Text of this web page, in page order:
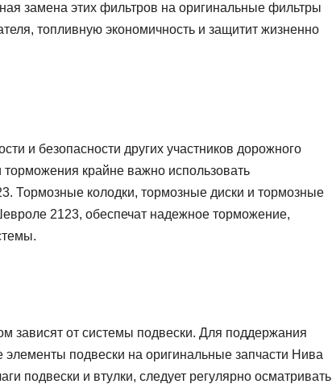
замена этих фильтров на оригинальные фильтры
топливную экономичность и защитит жизненно
и безопасности других участников дорожного
крайне важно использовать
Тормозные колодки, тормозные диски и тормозные
2123, обеспечат надежное торможение,
от системы подвески. Для поддержания
подвески на оригинальные запчасти Нива
подвески и втулки, следует регулярно осматривать